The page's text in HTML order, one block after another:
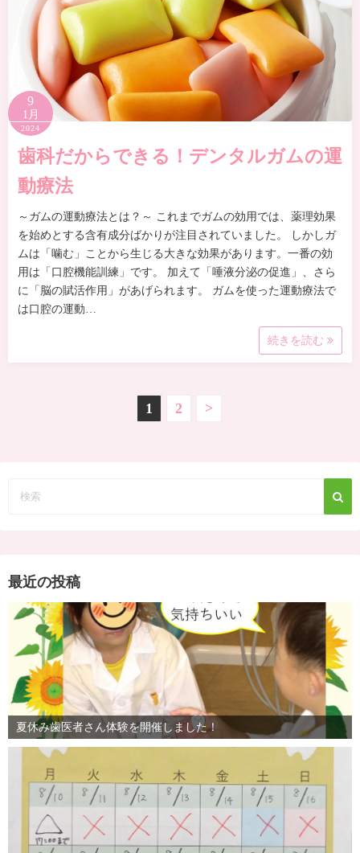
9
1月
2024
歯科だからできる！デンタルガムの運
動療法
～ガムの運動療法とは？～ これまでガムの効用では、薬理効果
を始めとする含有成分ばかりが注目されていました。 しかしガ
ムは「噛む」ことから生じる大きな効果があります。一番の効
用は「口腔機能訓練」です。 加えて「唾液分泌の促進」、さら
に「脳の賦活作用」があげられます。 ガムを使った運動療法で
は口腔の運動…
続きを読む
ペ
送
1 2 >
最近の投稿
夏休み歯医者さん体験を開催しました！